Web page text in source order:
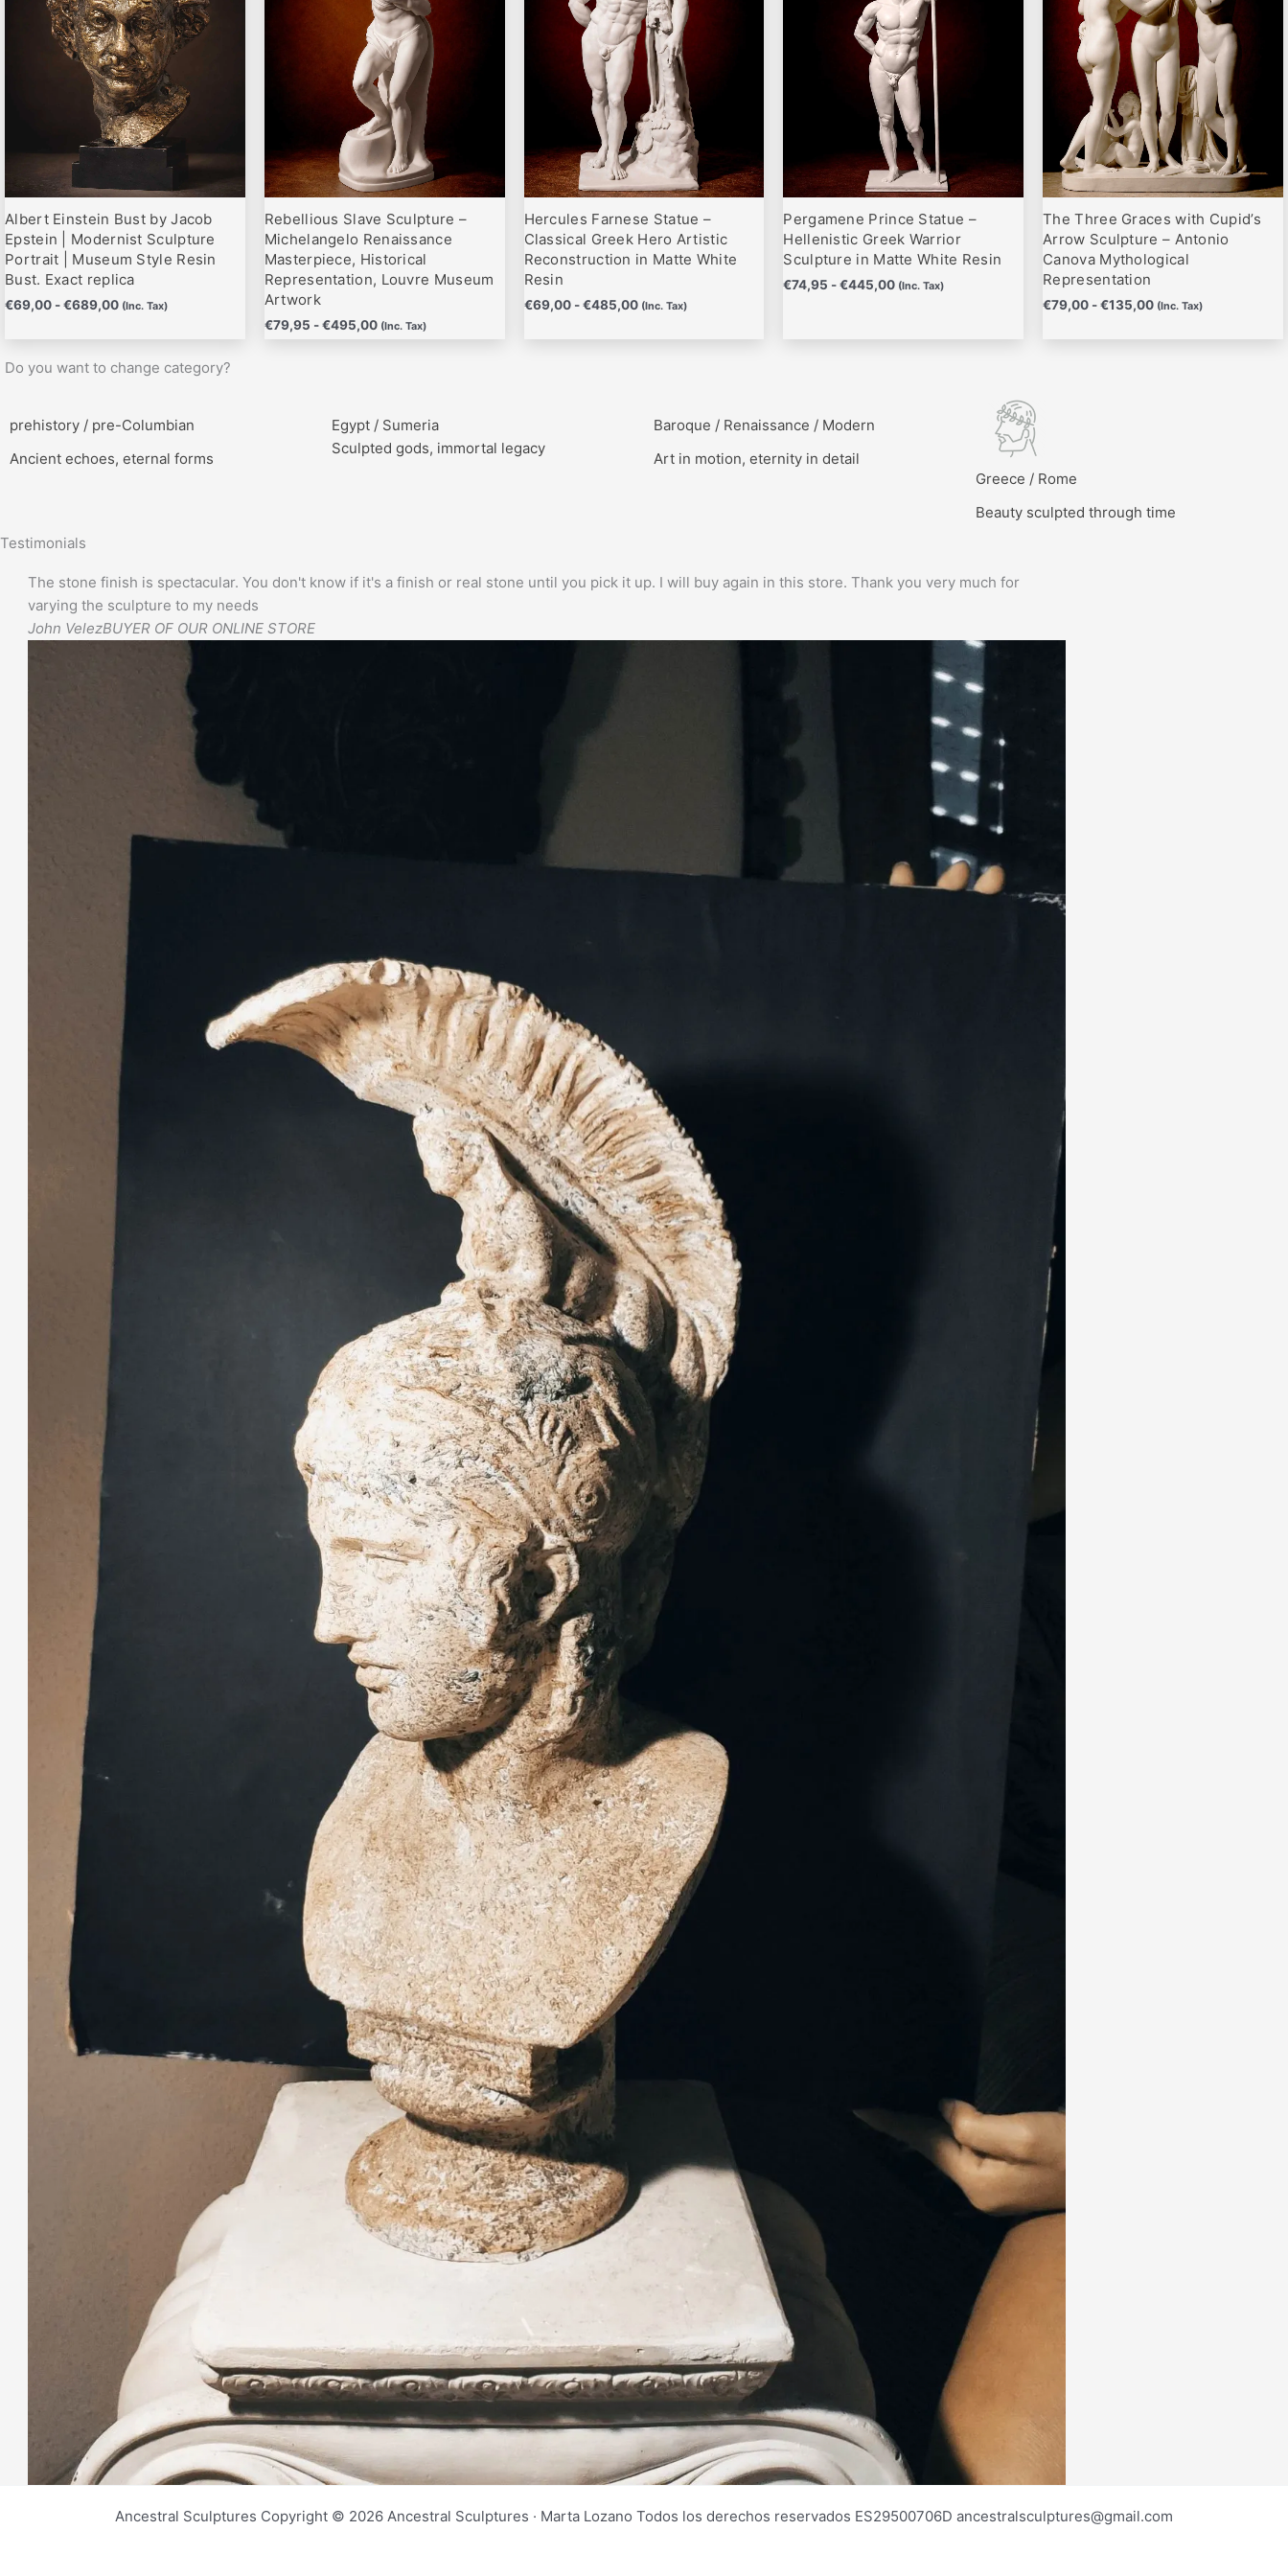
Albert Einstein Bust by Jacob
Epstein | Modernist Sculpture
Portrait | Museum Style Resin
Bust. Exact replica
€69,00 -€689,00
€689,00
(Inc. Tax)
variantes.
página
de
producto
Rebellious Slave Sculpture –
Michelangelo Renaissance
Masterpiece, Historical
Representation, Louvre Museum
Artwork
€79,95 - €495,00
€495,00
(Inc. Tax)
en
la
página
de
producto
Hercules Farnese Statue –
Classical Greek Hero Artistic
Reconstruction in Matte White
Resin
€69,00 - €485,00
€485,00
(Inc. Tax)
variantes.
opciones
en
la
página
de
producto
Pergamene Prince Statue –
Hellenistic Greek Warrior
Sculpture in Matte White Resin
€74,95 - €445,00
€445,00
(Inc. Tax)
la
página
de
producto
The Three Graces with Cupid’s
Arrow Sculpture – Antonio
Canova Mythological
Representation
€79,00 -€135,00
€135,00
(Inc. Tax)
variantes.
opciones
pueden
elegir
la
página
de
producto
Do you want to change category?
prehistory / pre-Columbian
Ancient echoes, eternal forms
Egypt / Sumeria
Sculpted gods, immortal legacy
Baroque / Renaissance / Modern
Art in motion, eternity in detail
Greece / Rome
Beauty sculpted through time
Testimonials
The stone finish is spectacular. You don't know if it's a finish or real stone until you pick it up. I will buy again in this store. Thank you very much for
varying the sculpture to my needs
John VelezBUYER OF OUR ONLINE STORE
Ancestral Sculptures Copyright © 2026 Ancestral Sculptures · Marta Lozano Todos los derechos reservados ES29500706D ancestralsculptures@gmail.com